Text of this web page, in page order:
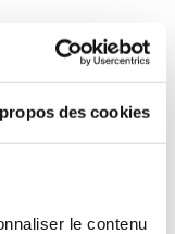
des cookies
le contenu
de quartier